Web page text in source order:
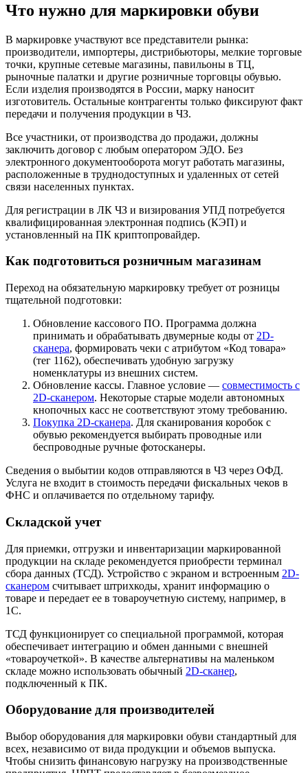
Что нужно для маркировки обуви
В маркировке участвуют все представители рынка:
производители, импортеры, дистрибьюторы, мелкие торговые
точки, крупные сетевые магазины, павильоны в ТЦ,
рыночные палатки и другие розничные торговцы обувью.
Если изделия производятся в России, марку наносит
изготовитель. Остальные контрагенты только фиксируют факт
передачи и получения продукции в ЧЗ.
Все участники, от производства до продажи, должны
заключить договор с любым оператором ЭДО. Без
электронного документооборота могут работать магазины,
расположенные в труднодоступных и удаленных от сетей
связи населенных пунктах.
Для регистрации в ЛК ЧЗ и визирования УПД потребуется
квалифицированная электронная подпись (КЭП) и
установленный на ПК криптопровайдер.
Как подготовиться розничным магазинам
Переход на обязательную маркировку требует от розницы
тщательной подготовки:
Обновление кассового ПО. Программа должна
принимать и обрабатывать двумерные коды от 2D-
сканера, формировать чеки с атрибутом «Код товара»
(тег 1162), обеспечивать удобную загрузку
номенклатуры из внешних систем.
Обновление кассы. Главное условие — совместимость с
2D-сканером. Некоторые старые модели автономных
кнопочных касс не соответствуют этому требованию.
Покупка 2D-сканера. Для сканирования коробок с
обувью рекомендуется выбирать проводные или
беспроводные ручные фотосканеры.
Сведения о выбытии кодов отправляются в ЧЗ через ОФД.
Услуга не входит в стоимость передачи фискальных чеков в
ФНС и оплачивается по отдельному тарифу.
Складской учет
Для приемки, отгрузки и инвентаризации маркированной
продукции на складе рекомендуется приобрести терминал
сбора данных (ТСД). Устройство с экраном и встроенным 2D-
сканером считывает штрихкоды, хранит информацию о
товаре и передает ее в товароучетную систему, например, в
1С.
ТСД функционирует со специальной программой, которая
обеспечивает интеграцию и обмен данными с внешней
«товароучеткой». В качестве альтернативы на маленьком
складе можно использовать обычный 2D-сканер,
подключенный к ПК.
Оборудование для производителей
Выбор оборудования для маркировки обуви стандартный для
всех, независимо от вида продукции и объемов выпуска.
Чтобы снизить финансовую нагрузку на производственные